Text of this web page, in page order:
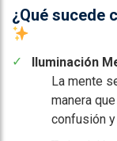
¿Qué sucede
Iluminación
La mente
manera
confusión